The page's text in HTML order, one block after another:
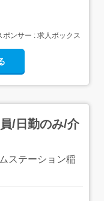
ポンサー : 求人ボックス
/日勤のみ/介
ステーション稲